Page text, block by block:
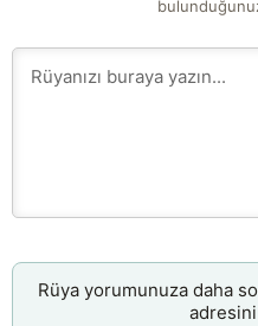
Rüya yorumunuza daha